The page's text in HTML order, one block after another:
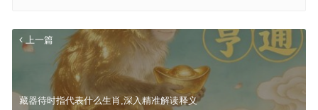
上一篇
藏器待时指代表什么生肖,深入精准解读释义